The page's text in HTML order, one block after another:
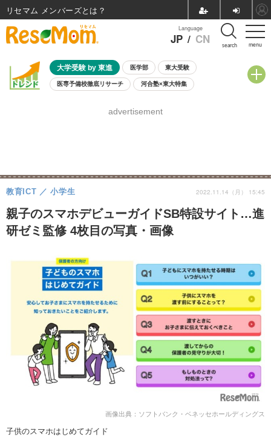
menu
Language
JP / CN search
大学受験 by 東進 医学部 東大受験
医専予備校徹底リサーチ 河合塾×東大特集
8月開催学校説明会・相談会
advertisement
親子のスマホデビューガイドSB特設サイト…進
研ゼミ監修 4枚目の写真・画像
教育ICT 小学生 2022.11.14（月） 15:45
画像出典：ソフトバンク・ベネッセホールディングス
子供のスマホはじめてガイド
リセマム メンバーズ